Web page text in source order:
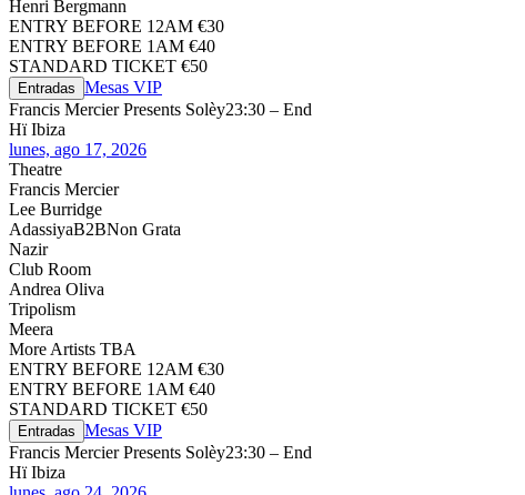
Henri Bergmann
ENTRY BEFORE 12AM €30
ENTRY BEFORE 1AM €40
STANDARD TICKET €50
Entradas Mesas VIP
Francis Mercier Presents Solèy23:30 – End
Hï Ibiza
lunes, ago 17, 2026
Theatre
Francis Mercier
Lee Burridge
AdassiyaB2BNon Grata
Nazir
Club Room
Andrea Oliva
Tripolism
Meera
More Artists TBA
ENTRY BEFORE 12AM €30
ENTRY BEFORE 1AM €40
STANDARD TICKET €50
Entradas Mesas VIP
Francis Mercier Presents Solèy23:30 – End
Hï Ibiza